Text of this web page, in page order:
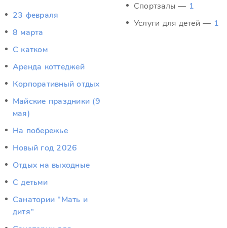
23 февраля
8 марта
C катком
Аренда коттеджей
Корпоративный отдых
Майские праздники (9
мая)
На побережье
Новый год 2026
Отдых на выходные
С детьми
Санатории "Мать и
дитя"
Спортзалы — 1
Услуги для детей — 1